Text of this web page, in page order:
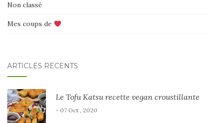
Non classé
Mes coups de
ARTICLES RÉCENTS
Le Tofu Katsu recette vegan croustillante
- 07 Oct , 2020